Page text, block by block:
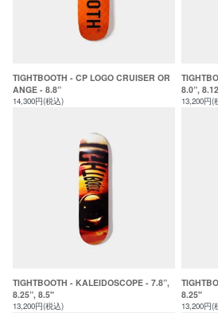
TIGHTBOOTH - CP LOGO CRUISER OR
ANGE - 8.8”
14,300円(税込)
8.0”,
13,200円(
TIGHTBOOTH - KALEIDOSCOPE - 7.8”,
8.25”, 8.5"
13,200円(税込)
8.25"
13,200円(